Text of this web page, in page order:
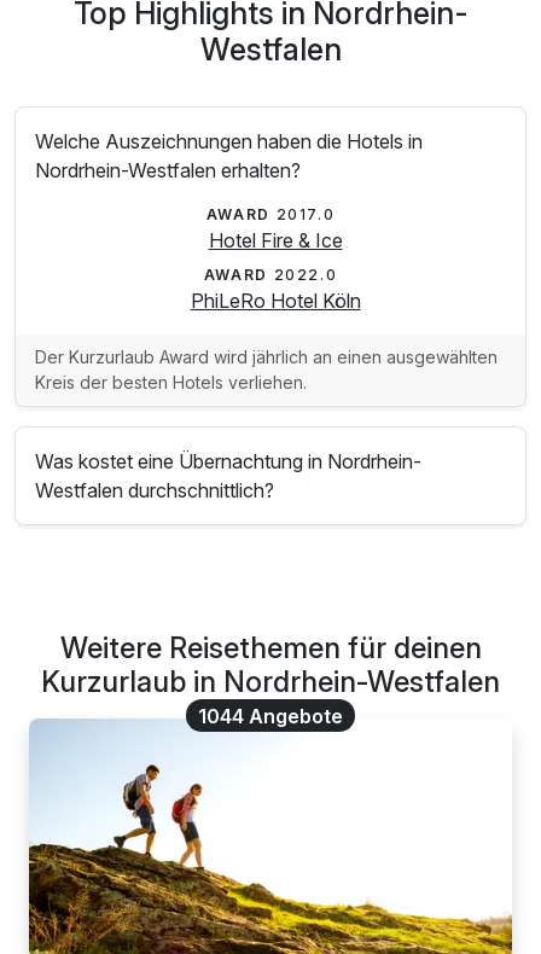
Top Highlights in Nordrhein-
Westfalen
Welche Auszeichnungen haben die Hotels in
Nordrhein-Westfalen erhalten?
AWARD 2017.0
Hotel Fire & Ice
AWARD 2022.0
PhiLeRo Hotel Köln
Der Kurzurlaub Award wird jährlich an einen ausgewählten
Kreis der besten Hotels verliehen.
Was kostet eine Übernachtung in Nordrhein-
Westfalen durchschnittlich?
Weitere Reisethemen für deinen
Kurzurlaub in Nordrhein-Westfalen
1044 Angebote